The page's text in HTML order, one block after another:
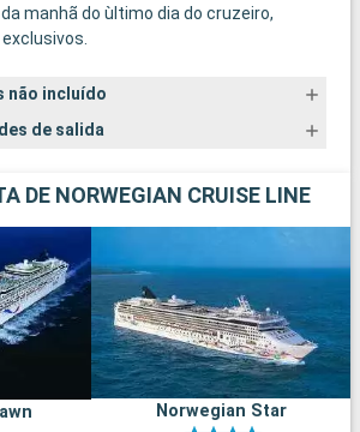
manhã do ùltimo dia do cruzeiro,
não incluído
de salida
DE NORWEGIAN CRUISE LINE
Norwegian Star